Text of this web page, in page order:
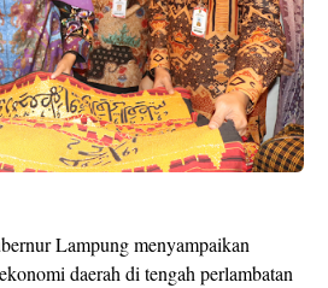
Lampung menyampaikan
daerah di tengah perlambatan